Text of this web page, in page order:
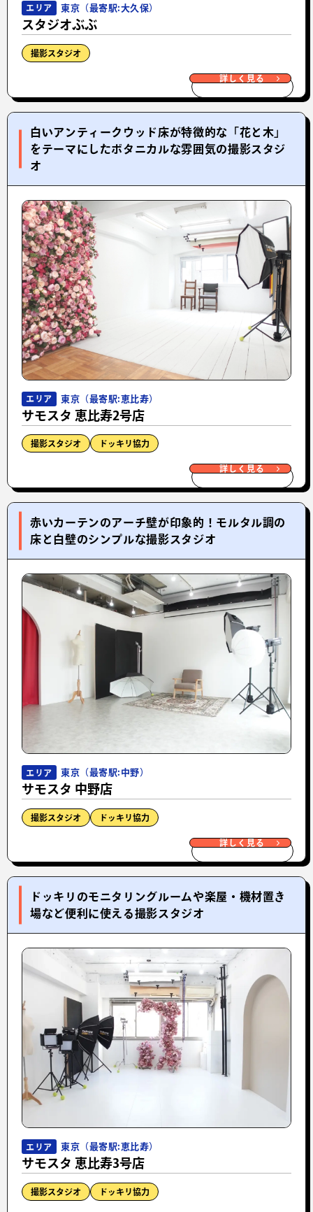
エリア 東京（最寄駅:大久保）
スタジオぶぶ
撮影スタジオ
詳しく見る
白いアンティークウッド床が特徴的な「花と木」
をテーマにしたボタニカルな雰囲気の撮影スタジ
オ
エリア 東京（最寄駅:恵比寿）
サモスタ 恵比寿2号店
撮影スタジオ ドッキリ協力
詳しく見る
赤いカーテンのアーチ壁が印象的！モルタル調の
床と白壁のシンプルな撮影スタジオ
エリア 東京（最寄駅:中野）
サモスタ 中野店
撮影スタジオ ドッキリ協力
詳しく見る
ドッキリのモニタリングルームや楽屋・機材置き
場など便利に使える撮影スタジオ
エリア 東京（最寄駅:恵比寿）
サモスタ 恵比寿3号店
撮影スタジオ ドッキリ協力